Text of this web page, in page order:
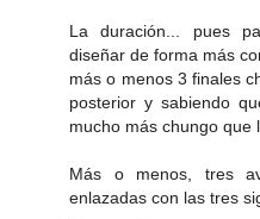
La duración... pues
diseñar de forma más
más o menos 3 finales
posterior y sabiendo
mucho más chungo que
Más o menos, tres
enlazadas con las tres